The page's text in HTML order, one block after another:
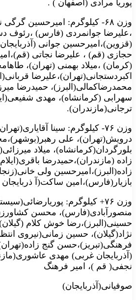
پوریا مرادی (اصفهان ) .
وزن ۶۸- کیلوگرم: امیرحسین
،علیرضا جوانمردی (فارس) ،رئوف
(قزوین)،امیرحسین جوانی
حجازی (قم) ، علیرضا نجاتی
(کرمان) ،میلاد بهمنی (تهران)،
اکبردستجانی(تهران)،علیرضا
محمدرضاکمالی(البرز)، حمیدرضا
سهرابی (کرمانشاه)، مهدی
ترجانی(مازندران).
وزن ۷۶- کیلوگرم: سینا
درویش(تهران)، علی
بلورگردان(کرمانشاه)، میلاد
زاده (مازندران)،حمیدرضا
زاده(البرز)،امیرحسین ولی
بازیار(فارس)،امین ساکت(آ
وزن ۷۶+ کیلوگرم:
منصورآبادی(فارس)، محسن
حسینی(البرز)،رضا خوش کلام
نژاد(گیلان)، حسین زمانی(نیروی
فرهنگی(تبریز)،حسن گنج
(آذربایجان غربی) مهدی
نجفی( قم )، امیر فرهنگ
صوفیانی(آذربایجان)